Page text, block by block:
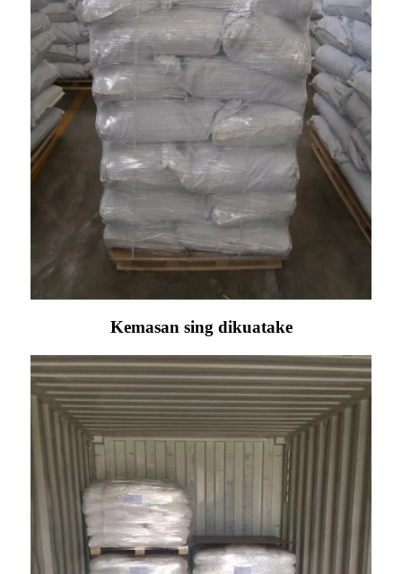
Kemasan sing dikuatake